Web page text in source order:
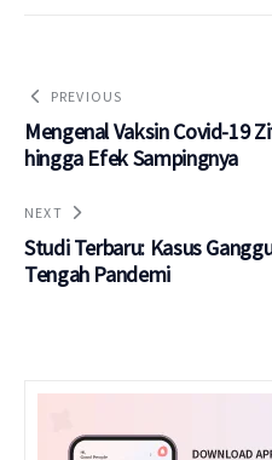
PREVIOUS
Mengenal Vaksin Covid-19
hingga Efek Sampingnya
NEXT
Studi Terbaru: Kasus
Tengah Pandemi